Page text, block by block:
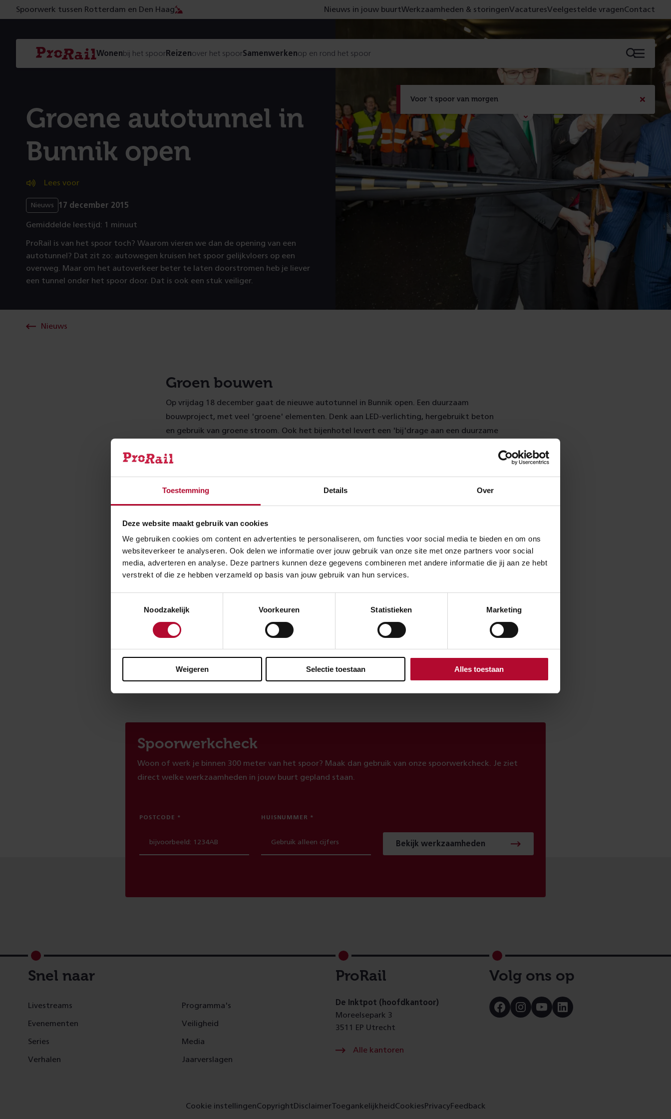
Toestemming Details Over
Deze website maakt gebruik van cookies
We gebruiken cookies om content en advertenties te personaliseren, om functies voor social media te bieden en om ons
websiteverkeer te analyseren. Ook delen we informatie over jouw gebruik van onze site met onze partners voor social
media, adverteren en analyse. Deze partners kunnen deze gegevens combineren met andere informatie die jij aan ze hebt
verstrekt of die ze hebben verzameld op basis van jouw gebruik van hun services.
Noodzakelijk
Voorkeuren Statistieken Marketing
Weigeren Selectie toestaan Alles toestaan
Voor 't spoor van morgen
Met de campagne 'Voor 't spoor naar morgen' laten
we zien wat er vandaag gebeurt en wat dat -
figuurlijk gezien - morgen oplevert.
sluiten
Spoorwerk tussen Rotterdam en Den Haag Nieuws in jouw buurtWerkzaamheden & storingenVacaturesVeelgestelde vragenContact
Navigatie
Homepage
ProRail
Wonenbij het spoorReizenover het spoorSamenwerkenop en rond het spoor Menu
Groene autotunnel in
Bunnik open
Lees voor
Nieuws 17 december 2015
Gemiddelde leestijd: 1 minuut
ProRail is van het spoor toch? Waarom vieren we dan de opening van een
autotunnel? Dat zit zo: autowegen kruisen het spoor gelijkvloers op een
overweg. Maar om het autoverkeer beter te laten doorstromen heb je liever
een tunnel onder het spoor door. Dat is ook een stuk veiliger.
Nieuws
Groen bouwen
Op vrijdag 18 december gaat de nieuwe autotunnel in Bunnik open. Een duurzaam
bouwproject, met veel 'groene' elementen. Denk aan LED-verlichting, hergebruikt beton
en gebruik van groene stroom. Ook het bijenhotel levert een 'bij'drage aan een duurzame
gelukt om de milieubelasting van de bouw met 25 procent te reduceren.
Tunnels open, overweg dicht
de overweg "Groeneweg" definitief dicht. Bij het
gebruik maken van nieuwe liften. Op donderdag 17 december vierden we alvast dat
autotunnel open gaat.
Ben je tevreden over de informatie op deze pagina?
Spoorwerkcheck
Woon of werk je binnen 300 meter van het spoor? Maak dan gebruik van onze spoorwerkcheck. Je ziet
direct welke werkzaamheden in jouw buurt gepland staan.
POSTCODE HUISNUMMER
Bekijk werkzaamheden
Footer
Snel naar
Livestreams
Evenementen
Series
Verhalen
Programma's
Veiligheid
Media
Jaarverslagen
ProRail
De Inktpot (hoofdkantoor)
Moreelsepark 3
3511 EP Utrecht
Alle kantoren
Volg ons op
Bezoek
onze
Bezoek
onze
Bezoek
onze
Bezoek
onze
Cookie instellingenCopyright DisclaimerToegankelijkheid Cookies PrivacyFeedback